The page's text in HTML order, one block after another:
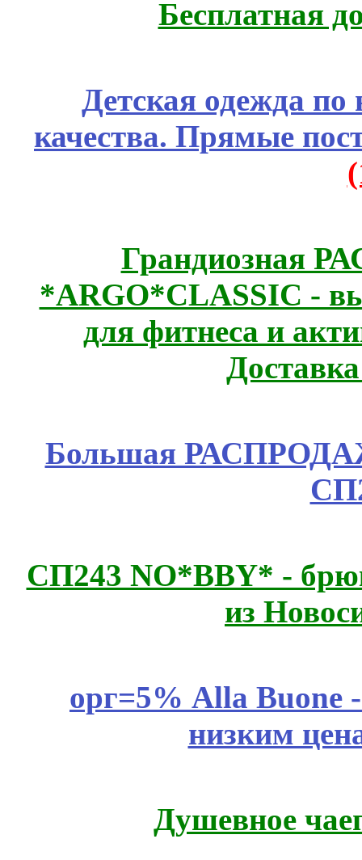
Бесплатная
Детская одежда
качества. Прямые
Грандиозная
*ARGO*CLASSIC -
для фитнеса и
Большая
СП243 NO*BBY* -
из
орг=5% Alla Buone
низким
Душевное